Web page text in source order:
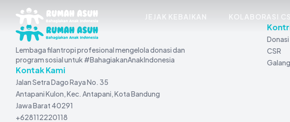
JEJAK KEBAIKAN KOLABORASI
Lembaga filantropi profesional mengelola donasi dan
program sosial untuk #BahagiakanAnakIndonesia
Kontak Kami
Jalan Setra Dago Raya No. 35
Antapani Kulon, Kec. Antapani, Kota Bandung
Jawa Barat 40291
+628112220118
Donasi
CSR